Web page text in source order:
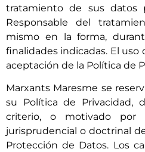
tratamiento de sus datos
Responsable del
mismo en la forma,
finalidades indicadas. El uso
aceptación de la Política de
Marxants Maresme se
su Política de Privacidad,
criterio, o motivado por
jurisprudencial o doctrinal
Protección de Datos. Los